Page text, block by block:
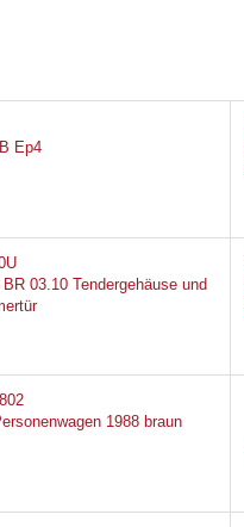
Ep4
03.10 Tendergehäuse und
1988 braun